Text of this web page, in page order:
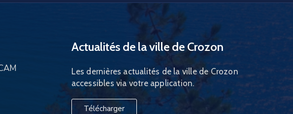
Actualités de la ville de Crozon
Les dernières actualités de la ville de Crozon
accessibles via votre application.
Télécharger